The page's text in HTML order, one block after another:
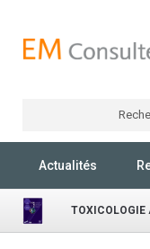
Actualités
TOXICOLOGIE